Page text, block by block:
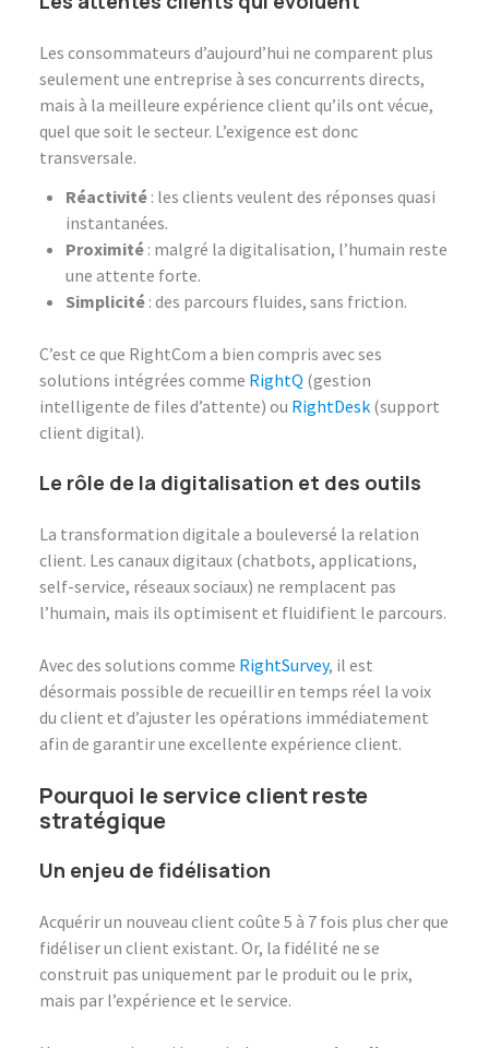
Les consommateurs d’aujourd’hui ne comparent plus
seulement une entreprise à ses concurrents directs,
mais à la meilleure expérience client qu’ils ont vécue,
quel que soit le secteur. L’exigence est donc
transversale.
Réactivité : les clients veulent des réponses quasi
instantanées.
Proximité : malgré la digitalisation, l’humain reste
une attente forte.
Simplicité : des parcours fluides, sans friction.
C’est ce que RightCom a bien compris avec ses
solutions intégrées comme RightQ (gestion
intelligente de files d’attente) ou RightDesk (support
client digital).
Le rôle de la digitalisation et des outils
La transformation digitale a bouleversé la relation
client. Les canaux digitaux (chatbots, applications,
self-service, réseaux sociaux) ne remplacent pas
l’humain, mais ils optimisent et fluidifient le parcours.
Avec des solutions comme RightSurvey, il est
désormais possible de recueillir en temps réel la voix
du client et d’ajuster les opérations immédiatement
afin de garantir une excellente expérience client.
Pourquoi le service client reste
stratégique
Un enjeu de fidélisation
Acquérir un nouveau client coûte 5 à 7 fois plus cher que
fidéliser un client existant. Or, la fidélité ne se
construit pas uniquement par le produit ou le prix,
mais par l’expérience et le service.